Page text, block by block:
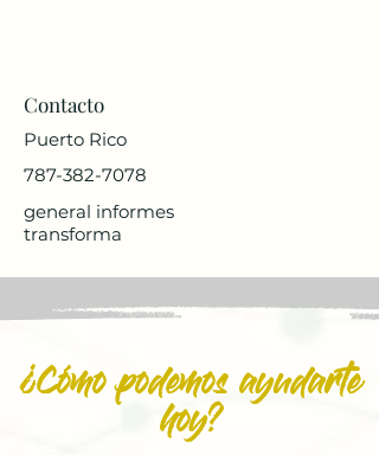
Contacto
Puerto Rico
787-382-7078
general informes
transforma
¿Cómo podemos ayudarte
hoy?